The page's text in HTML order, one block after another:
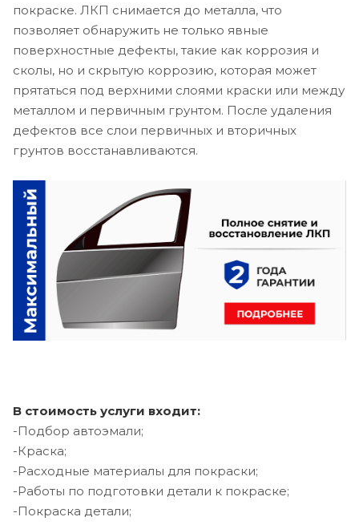
покраске. ЛКП снимается до металла, что
позволяет обнаружить не только явные
поверхностные дефекты, такие как коррозия и
сколы, но и скрытую коррозию, которая может
прятаться под верхними слоями краски или между
металлом и первичным грунтом. После удаления
дефектов все слои первичных и вторичных
грунтов восстанавливаются.
В стоимость услуги входит:
-Подбор автоэмали;
-Краска;
-Расходные материалы для покраски;
-Работы по подготовки детали к покраске;
-Покраска детали;